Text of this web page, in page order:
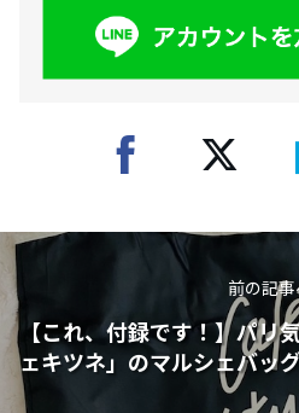
前の記事
【これ、付録です！】パリ
ェキツネ」のマルシェバッ